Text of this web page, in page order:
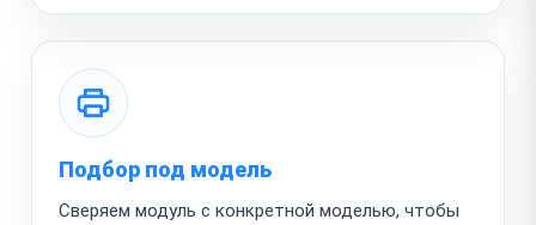
Подбор под модель
Сверяем модуль с конкретной моделью, чтобы